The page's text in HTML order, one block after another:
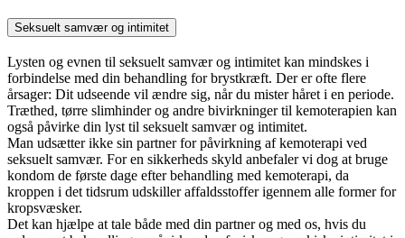
Seksuelt samvær og intimitet
Lysten og evnen til seksuelt samvær og intimitet kan mindskes i
forbindelse med din behandling for brystkræft. Der er ofte flere
årsager: Dit udseende vil ændre sig, når du mister håret i en periode.
Træthed, tørre slimhinder og andre bivirkninger til kemoterapien kan
også påvirke din lyst til seksuelt samvær og intimitet.
Man udsætter ikke sin partner for påvirkning af kemoterapi ved
seksuelt samvær. For en sikkerheds skyld anbefaler vi dog at bruge
kondom de første dage efter behandling med kemoterapi, da
kroppen i det tidsrum udskiller affaldsstoffer igennem alle former for
kropsvæsker.
Det kan hjælpe at tale både med din partner og med os, hvis du